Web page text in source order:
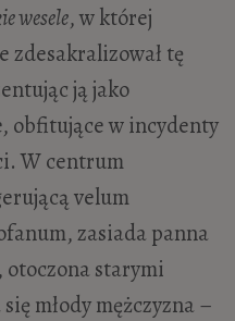
wesele, w której
tę
ją jako
obfitujące w incydenty
W centrum
velum
zasiada panna
otoczona starymi
młody mężczyzna –